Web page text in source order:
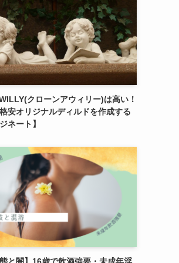
クローンアウィリー)は高い！
安オリジナルディルドを作成する
ネート】